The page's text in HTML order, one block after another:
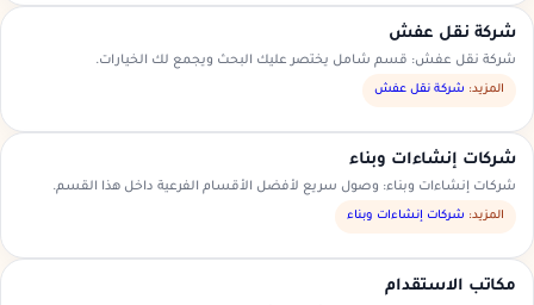
شركة نقل عفش
شركة نقل عفش: قسم شامل يختصر عليك البحث ويجمع لك الخيارات.
المزيد: شركة نقل عفش
شركات إنشاءات وبناء
شركات إنشاءات وبناء: وصول سريع لأفضل الأقسام الفرعية داخل هذا القسم.
المزيد: شركات إنشاءات وبناء
مكاتب الاستقدام